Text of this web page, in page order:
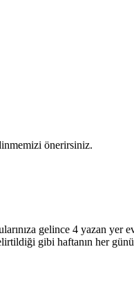
önerirsiniz.
gelince 4 yazan yer
gibi haftanın her